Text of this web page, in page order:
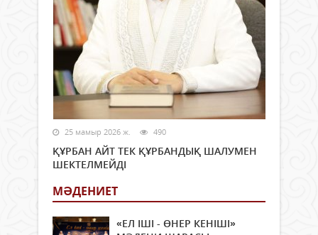
25 мамыр 2026 ж. 490
ҚҰРБАН АЙТ ТЕК ҚҰРБАНДЫҚ ШАЛУМЕН
ШЕКТЕЛМЕЙДІ
МӘДЕНИЕТ
«ЕЛ ІШІ - ӨНЕР КЕНІШІ»